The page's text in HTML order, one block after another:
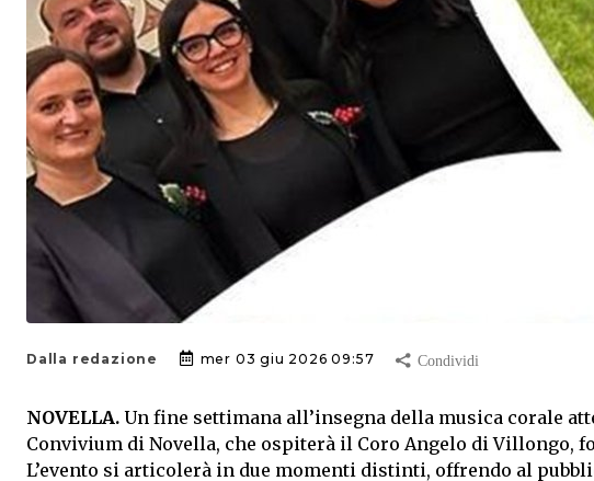
Dalla redazione mer 03 giu 2026 09:57
NOVELLA. Un fine settimana all’insegna della musica corale
Convivium di Novella, che ospiterà il Coro Angelo di Villongo,
L’evento si articolerà in due momenti distinti, offrendo al